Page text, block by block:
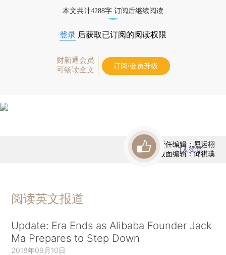
本文共计4288字 订阅后继续阅读
登录 后获取已订阅的阅读权限
财新通会员
可畅读全文
订阅/会员升级
责任编辑：屈运栩
版面编辑：邱祺璞
1人赞赏
阅读英文报道
Update: Era Ends as Alibaba Founder Jack
Ma Prepares to Step Down
2018年09月10日